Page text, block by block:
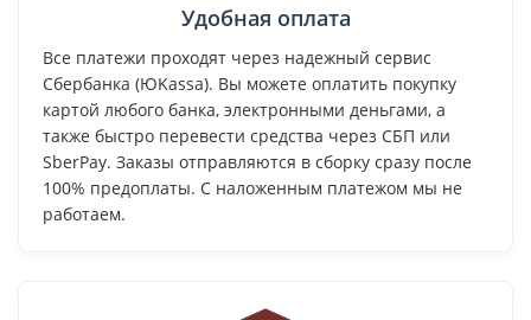
Удобная оплата
Все платежи проходят через надежный сервис
Сбербанка (ЮKassa). Вы можете оплатить покупку
картой любого банка, электронными деньгами, а
также быстро перевести средства через СБП или
SberPay. Заказы отправляются в сборку сразу после
100% предоплаты. С наложенным платежом мы не
работаем.